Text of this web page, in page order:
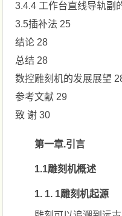
3.4.4 工作台直线导轨副
3.5插补法 25
结论 28
总结 28
数控雕刻机的发展展望
参考文献 29
致 谢 30
第一章.引言
1.1雕刻机概述
1. 1. 1雕刻机起源